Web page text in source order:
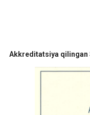
Akkreditatsiya